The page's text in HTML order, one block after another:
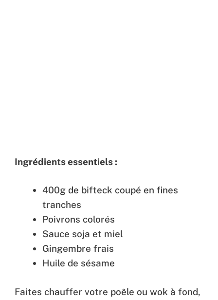
Ingrédients essentiels :
400g de bifteck coupé en fines
tranches
Poivrons colorés
Sauce soja et miel
Gingembre frais
Huile de sésame
Faites chauffer votre poêle ou wok à fond,